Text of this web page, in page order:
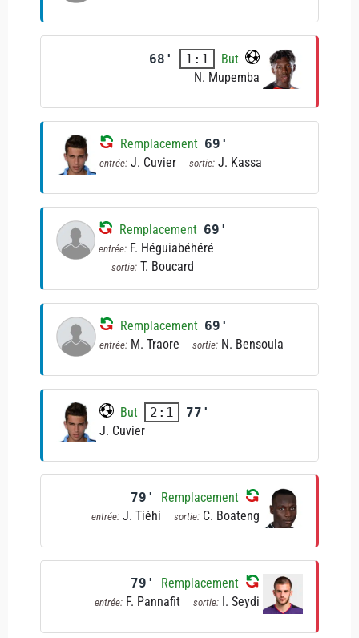
68' 1:1
But
N. Mupemba
Remplacement 69'
entrée: J. Cuvier sortie: J. Kassa
Remplacement 69'
entrée: F. Héguiabéhéré
sortie: T. Boucard
Remplacement 69'
entrée: M. Traore sortie: N. Bensoula
But 2:1
77'
J. Cuvier
79' Remplacement
entrée: J. Tiéhi sortie: C. Boateng
79' Remplacement
entrée: F. Pannafit sortie: I. Seydi